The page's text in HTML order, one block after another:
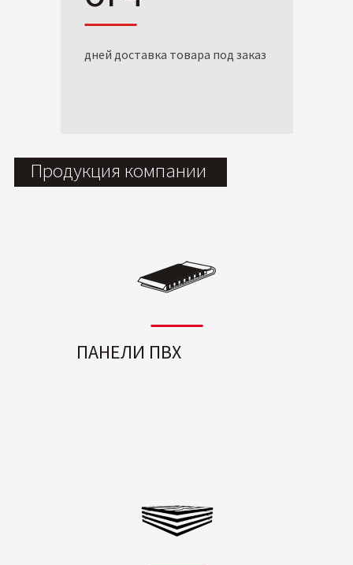
дней доставка товара под заказ
Продукция компании
ПАНЕЛИ ПВХ